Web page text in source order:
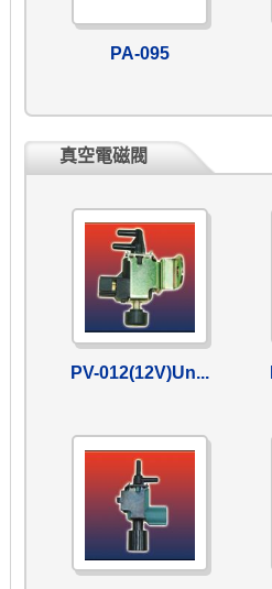
PA-095
真空電磁閥
PV-012(12V)Un...